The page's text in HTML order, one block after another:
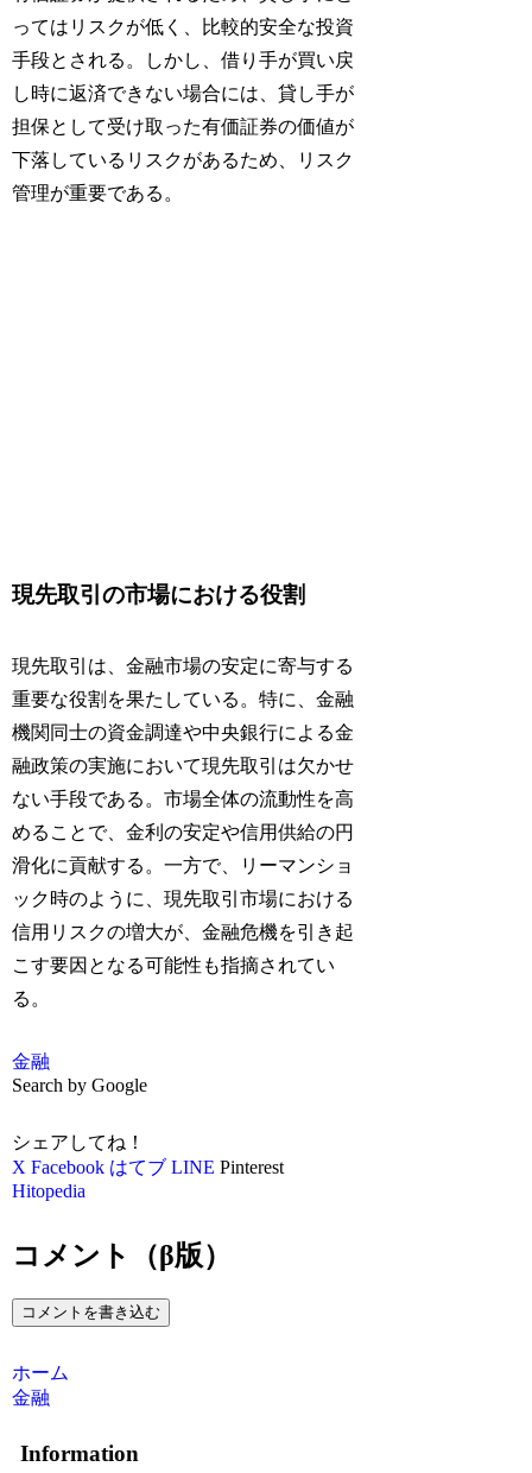
ってはリスクが低く、比較的安全な投資
手段とされる。しかし、借り手が買い戻
し時に返済できない場合には、貸し手が
担保として受け取った有価証券の価値が
下落しているリスクがあるため、リスク
管理が重要である。
現先取引の市場における役割
現先取引は、金融市場の安定に寄与する
重要な役割を果たしている。特に、金融
機関同士の資金調達や中央銀行による金
融政策の実施において現先取引は欠かせ
ない手段である。市場全体の流動性を高
めることで、金利の安定や信用供給の円
滑化に貢献する。一方で、リーマンショ
ック時のように、現先取引市場における
信用リスクの増大が、金融危機を引き起
こす要因となる可能性も指摘されてい
る。
金融
Search by Google
シェアしてね！
X Facebook はてブ LINE Pinterest
Hitopedia
コメント（β版）
コメントを書き込む
ホーム
金融
Information